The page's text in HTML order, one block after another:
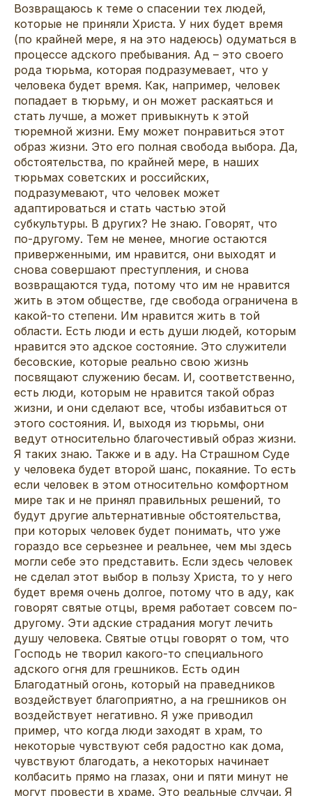
Возвращаюсь к теме о спасении тех людей,
которые не приняли Христа. У них будет время
(по крайней мере, я на это надеюсь) одуматься в
процессе адского пребывания. Ад – это своего
рода тюрьма, которая подразумевает, что у
человека будет время. Как, например, человек
попадает в тюрьму, и он может раскаяться и
стать лучше, а может привыкнуть к этой
тюремной жизни. Ему может понравиться этот
образ жизни. Это его полная свобода выбора. Да,
обстоятельства, по крайней мере, в наших
тюрьмах советских и российских,
подразумевают, что человек может
адаптироваться и стать частью этой
субкультуры. В других? Не знаю. Говорят, что
по-другому. Тем не менее, многие остаются
приверженными, им нравится, они выходят и
снова совершают преступления, и снова
возвращаются туда, потому что им не нравится
жить в этом обществе, где свобода ограничена в
какой-то степени. Им нравится жить в той
области. Есть люди и есть души людей, которым
нравится это адское состояние. Это служители
бесовские, которые реально свою жизнь
посвящают служению бесам. И, соответственно,
есть люди, которым не нравится такой образ
жизни, и они сделают все, чтобы избавиться от
этого состояния. И, выходя из тюрьмы, они
ведут относительно благочестивый образ жизни.
Я таких знаю. Также и в аду. На Страшном Суде
у человека будет второй шанс, покаяние. То есть
если человек в этом относительно комфортном
мире так и не принял правильных решений, то
будут другие альтернативные обстоятельства,
при которых человек будет понимать, что уже
гораздо все серьезнее и реальнее, чем мы здесь
могли себе это представить. Если здесь человек
не сделал этот выбор в пользу Христа, то у него
будет время очень долгое, потому что в аду, как
говорят святые отцы, время работает совсем по-
другому. Эти адские страдания могут лечить
душу человека. Святые отцы говорят о том, что
Господь не творил какого-то специального
адского огня для грешников. Есть один
Благодатный огонь, который на праведников
воздействует благоприятно, а на грешников он
воздействует негативно. Я уже приводил
пример, что когда люди заходят в храм, то
некоторые чувствуют себя радостно как дома,
чувствуют благодать, а некоторых начинает
колбасить прямо на глазах, они и пяти минут не
могут провести в храме. Это реальные случаи. Я